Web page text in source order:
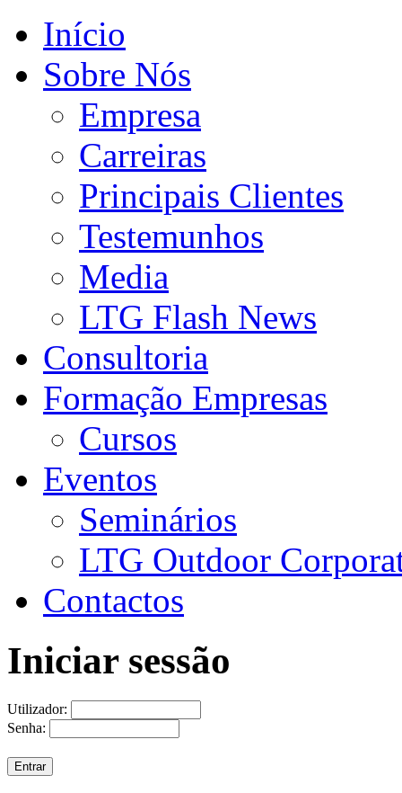
Início
Sobre Nós
Empresa
Carreiras
Principais Clientes
Testemunhos
Media
LTG Flash News
Consultoria
Formação Empresas
Cursos
Eventos
Seminários
LTG Outdoor
Contactos
Iniciar sessão
Utilizador:
Senha: